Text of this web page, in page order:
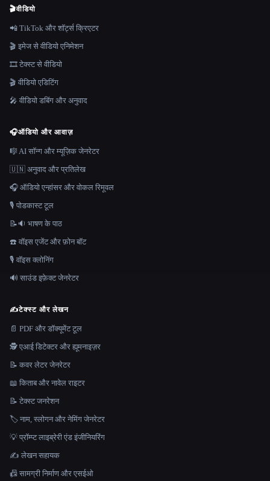
🎬वीडियो
📲 TikTok और शॉर्ट्स क्रिएटर
🎬 इमेज से वीडियो एनिमेशन
🎞️ टेक्स्ट से वीडियो
🎬 वीडियो एडिटिंग
🎤 वीडियो डबिंग और अनुवाद
🎧ऑडियो और आवाज़
🎼 AI सॉन्ग और म्यूज़िक जेनरेटर
🇺🇳 अनुवाद और प्रतिलेख
🎧 ऑडियो एन्हांसर और वोकल रिमूवल
🎙️ पोडकास्ट टूल
📝🔉 भाषण के पाठ
☎️ वॉइस एजेंट और फ़ोन बॉट
🎙️ वॉइस क्लोनिंग
🔊 साउंड इफ़ेक्ट जेनरेटर
✍️टेक्स्ट और लेखन
📄 PDF और डॉक्यूमेंट टूल
🕵️ एआई डिटेक्टर और ह्यूमनाइज़र
📝 कवर लेटर जेनरेटर
📖 किताब और नावेल राइटर
📝 टेक्स्ट जनरेशन
🏷️ नाम, स्लोगन और नेमिंग जेनरेटर
💡 प्रॉम्प्ट लाइब्रेरी एंड इंजीनियरिंग
✍️ लेखन सहायक
📠 सामग्री निर्माण और एसईओ